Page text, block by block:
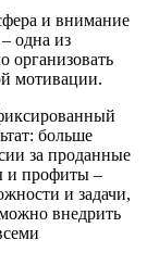
и внимание
одна из
организовать
мотивации.
больше
за проданные
и профиты –
и задачи,
внедрить